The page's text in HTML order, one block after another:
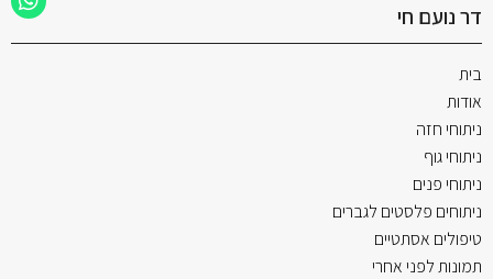
דר נועם חי
בית
אודות
ניתוחי חזה
ניתוחי גוף
ניתוחי פנים
ניתוחים פלסטים לגברים
טיפולים אסתטיים
תמונות לפני אחרי